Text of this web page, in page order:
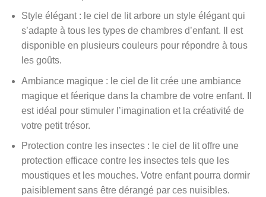
Style élégant : le ciel de lit arbore un style élégant qui
s’adapte à tous les types de chambres d’enfant. Il est
disponible en plusieurs couleurs pour répondre à tous
les goûts.
Ambiance magique : le ciel de lit crée une ambiance
magique et féerique dans la chambre de votre enfant. Il
est idéal pour stimuler l’imagination et la créativité de
votre petit trésor.
Protection contre les insectes : le ciel de lit offre une
protection efficace contre les insectes tels que les
moustiques et les mouches. Votre enfant pourra dormir
paisiblement sans être dérangé par ces nuisibles.